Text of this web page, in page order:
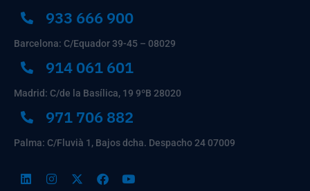
933 666 900
Barcelona: C/Equador 39-45 – 08029
914 061 601
Madrid: C/de la Basílica, 19 9ºB 28020
971 706 882
Palma: C/Fluvià 1, Bajos dcha. Despacho 24 07009